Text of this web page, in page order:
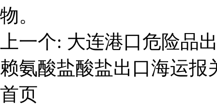
物。
上一个: 大连港口危险品
赖氨酸盐酸盐出口海运报
首页